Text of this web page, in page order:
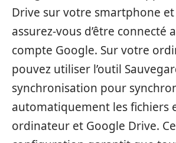
Drive sur votre smartphone
assurez-vous d’être connecté
compte Google. Sur votre
pouvez utiliser l’outil
synchronisation pour
automatiquement les fichiers
ordinateur et Google Drive.